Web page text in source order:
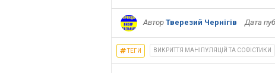
Автор Тверезий Чернігів Дата
ТЕГИ ВИКРИТТЯ МАНІПУЛЯЦІЙ ТА СОФІСТИКИ